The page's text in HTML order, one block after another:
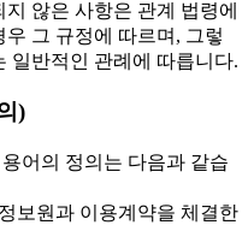
않은 사항은 관계 법령에
우 그 규정에 따르며, 그렇
일반적인 관례에 따릅니다.
)
어의 정의는 다음과 같습
보원과 이용계약을 체결한